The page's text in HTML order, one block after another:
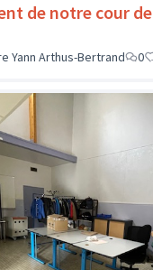
de notre cour de
Yann Arthus-Bertrand
0